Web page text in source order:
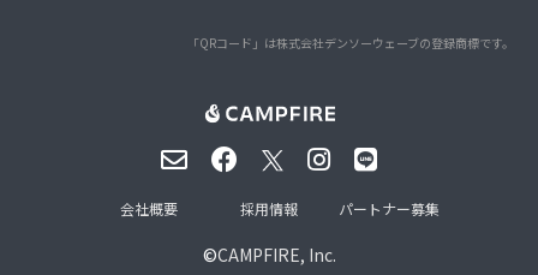
「QRコード」は株式会社デンソーウェーブの登録商標です。
©CAMPFIRE, Inc.
会社概要 採用情報 パートナー募集